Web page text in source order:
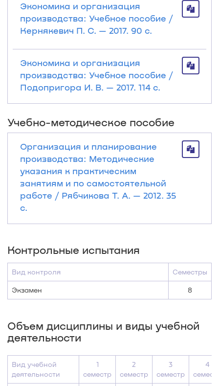
Экономика и организация
производства: Учебное пособие /
Кернякевич П. С. — 2017. 90 с.
Экономика и организация
производства: Учебное пособие /
Подопригора И. В. — 2017. 114 с.
Учебно-методическое пособие
Организация и планирование
производства: Методические
указания к практическим
занятиям и по самостоятельной
работе / Рябчикова Т. А. — 2012. 35
с.
Контрольные испытания
Вид контроля Семестры
Экзамен 8
Объем дисциплины и виды учебной
деятельности
Вид учебной
деятельности
1
семестр
2
семестр
3
семестр
4